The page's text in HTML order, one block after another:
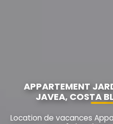
APPARTEMENT
JAVEA, COSTA
Location de vacances